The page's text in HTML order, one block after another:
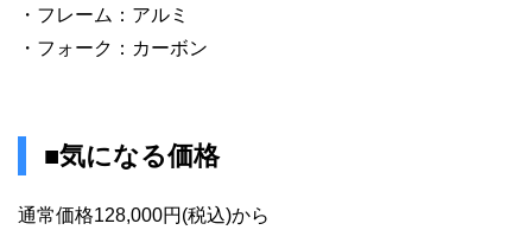
・フレーム：アルミ
・フォーク：カーボン
■気になる価格
通常価格128,000円(税込)から